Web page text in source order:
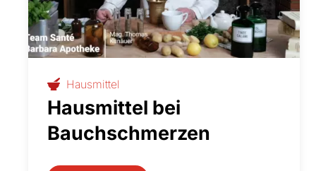
Hausmittel
Hausmittel bei
Bauchschmerzen